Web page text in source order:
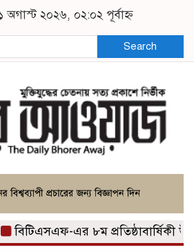
অগাস্ট ২০২৬, ০২:০২ পূর্বাহ্ন
Search
এর ৮ম প্রতিষ্ঠাবার্ষিকী উপলক্ষে